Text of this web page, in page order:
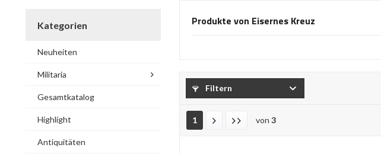
Kategorien
Neuheiten
Militaria
Gesamtkatalog
Highlight
Antiquitäten
Produkte von Eisernes Kreuz
Filtern
1 von 3